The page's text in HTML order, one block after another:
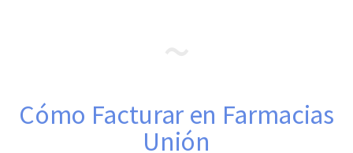
Cómo Facturar en Farmacias
Unión